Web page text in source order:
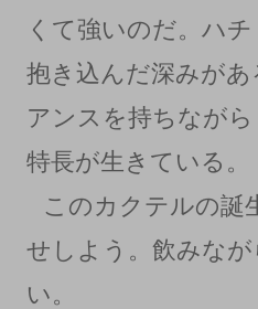
くて強いのだ。ハ
抱き込んだ深みが
アンスを持ちなが
特長が生きている。
このカクテルの誕
せしよう。飲みな
い。